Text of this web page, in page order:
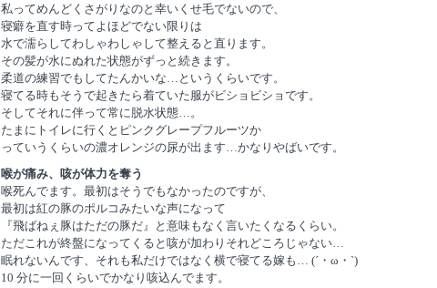
私ってめんどくさがりなのと幸いくせ毛でないので、
寝癖を直す時ってよほどでない限りは
水で濡らしてわしゃわしゃして整えると直ります。
その髪が水にぬれた状態がずっと続きます。
柔道の練習でもしてたんかいな…というくらいです。
寝てる時もそうで起きたら着ていた服がビショビショです。
そしてそれに伴って常に脱水状態…。
たまにトイレに行くとピンクグレープフルーツか
っていうくらいの濃オレンジの尿が出ます…かなりやばいです。
喉が痛み、咳が体力を奪う
喉死んでます。最初はそうでもなかったのですが、
最初は紅の豚のポルコみたいな声になって
『飛ばねぇ豚はただの豚だ』と意味もなく言いたくなるくらい。
ただこれが終盤になってくると咳が加わりそれどころじゃない…
眠れないんです、それも私だけではなく横で寝てる嫁も… (´・ω・`)
10 分に一回くらいでかなり咳込んでます。